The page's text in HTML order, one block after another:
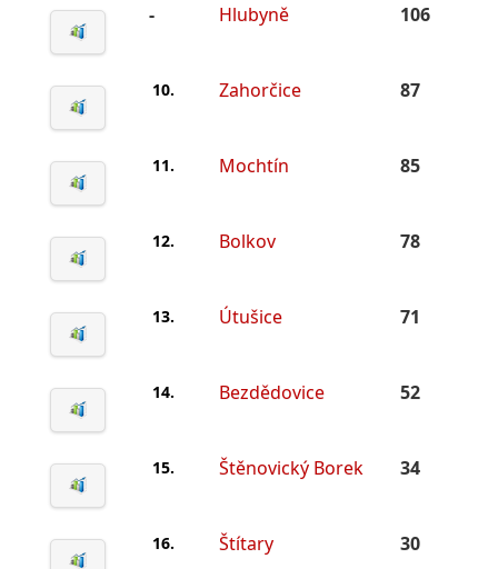
- Hlubyně 106
10. Zahorčice 87
11. Mochtín 85
12. Bolkov 78
13. Útušice 71
14. Bezdědovice 52
15. Štěnovický Borek 34
16. Štítary 30